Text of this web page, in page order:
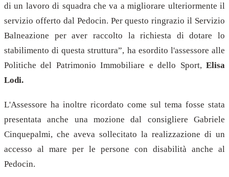
di un lavoro di squadra che va a migliorare ulteriormente il
servizio offerto dal Pedocin. Per questo ringrazio il Servizio
Balneazione per aver raccolto la richiesta di dotare lo
stabilimento di questa struttura”, ha esordito l'assessore alle
Politiche del Patrimonio Immobiliare e dello Sport, Elisa
Lodi.
L'Assessore ha inoltre ricordato come sul tema fosse stata
presentata anche una mozione dal consigliere Gabriele
Cinquepalmi, che aveva sollecitato la realizzazione di un
accesso al mare per le persone con disabilità anche al
Pedocin.